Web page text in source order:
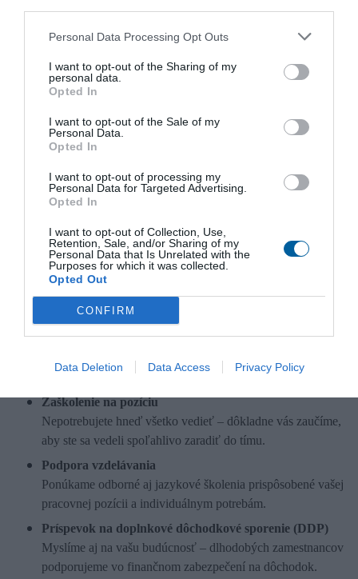
Personal Data Processing Opt Outs
I want to opt-out of the Sharing of my
personal data.
Opted In
I want to opt-out of the Sale of my
Personal Data.
Opted In
I want to opt-out of processing my
Personal Data for Targeted Advertising.
Opted In
I want to opt-out of Collection, Use,
Retention, Sale, and/or Sharing of my
Personal Data that Is Unrelated with the
Purposes for which it was collected.
Opted Out
CONFIRM
Data Deletion Data Access Privacy Policy
rámci projektového tímu
Analytické schopnosti a orientácia na efektívne riešenie
problémov
Systematický, organizovaný a metodický prístup k práci a
dokumentácii
Zamestnanecké výhody, benefity
Flexibilný pracovný čas
Ponúkame flexibilný pracovný čas, vďaka ktorému si
môžete lepšie zladiť prácu so súkromným životom.
Zázemie stabilnej spoločnosti
Sme etablovaný zamestnávateľ s viac ako 25-ročnou
tradíciou. Ponúkame istotu, korektné podmienky a dlhodobú
perspektívu.
Ľudský prístup a otvorená komunikácia
Zakladáme si na férových vzťahoch, individuálnom prístupe
a prostredí, kde sa každý zamestnanec môže cítiť
Zaškolenie na pozíciu
Nepotrebujete hneď všetko vedieť – dôkladne vás zaučíme,
aby ste sa vedeli spoľahlivo zaradiť do tímu.
Podpora vzdelávania
Ponúkame odborné aj jazykové školenia prispôsobené vašej
pracovnej pozícii a individuálnym potrebám.
Príspevok na doplnkové dôchodkové sporenie (DDP)
Myslíme aj na vašu budúcnosť – dlhodobých zamestnancov
podporujeme vo finančnom zabezpečení na dôchodok.